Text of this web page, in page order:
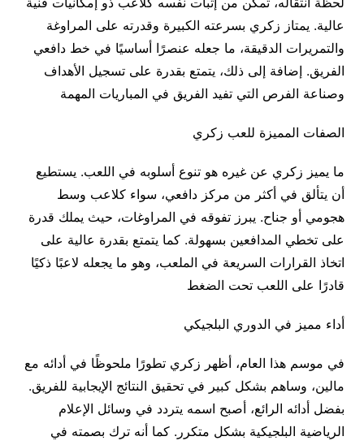
عالية. يمتاز زكري بسرعته الكبيرة وقدرته على المراوغة
والتمريرات الدقيقة، ما جعله عنصرًا أساسيًا في خط دافعي
الفريق. إضافة إلى ذلك، يتمتع بقدرة على تسجيل الأهداف
وصناعة الفرص التي تفيد الفريق في المباريات المهمة
الصفات المميزة للعب زكري
ما يميز زكري عن غيره هو تنوع أسلوبه في اللعب. يستطيع
أن يتألق في أكثر من مركز دافعي، سواء كلاعب وسط
هجومي أو جناح. يبرز تفوقه في المراوغات، حيث يملك قدرة
على تخطي المدافعين بسهولة. كما يتمتع بقدرة عالية على
اتخاذ القرارات السريعة في الملعب، وهو ما يجعله لاعبًا ذكيًا
قادرًا على اللعب تحت الضغط
أداء مميز في الدوري البلجيكي
في موسم هذا العام، أظهر زكري تطورًا ملحوظًا في أدائه مع
مالين، وساهم بشكل كبير في تحقيق النتائج الإيجابية للفريق.
بفضل أدائه الرائع، أصبح اسمه يتردد في وسائل الإعلام
الرياضية البلجيكية بشكل متكرر. كما أنه ترك بصمته في